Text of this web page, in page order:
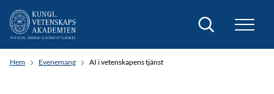
Sök
Hem Evenemang AI i vetenskapens tjänst